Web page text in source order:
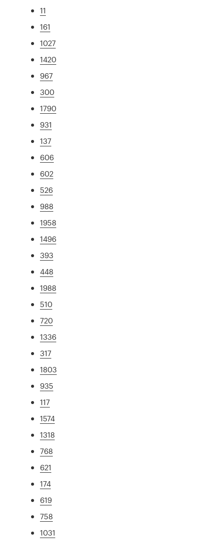
11
161
1027
1420
967
300
1790
931
137
606
602
526
988
1958
1496
393
448
1988
510
720
1336
317
1803
935
117
1574
1318
768
621
174
619
758
1031